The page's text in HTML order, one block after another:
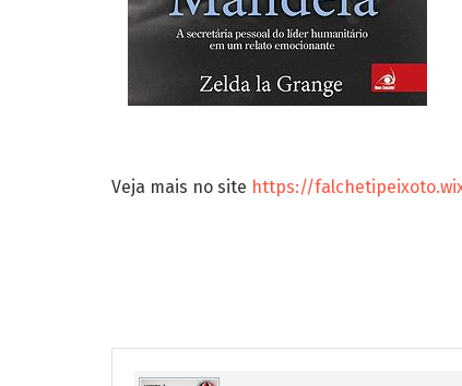
Veja mais no site https://